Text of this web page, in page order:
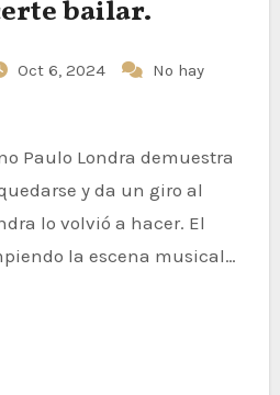
bailar.
Oct 6, 2024
No hay
y da un giro al
lo volvió a hacer. El
la escena musical…